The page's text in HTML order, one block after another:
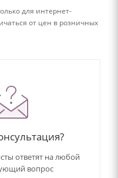
для интернет-
от цен в розничных
ответят на любой
вопрос